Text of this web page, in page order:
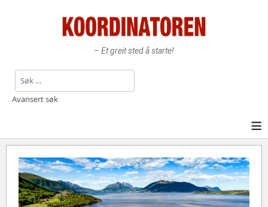
– Et greit sted å starte!
Søk
Avansert søk
≡